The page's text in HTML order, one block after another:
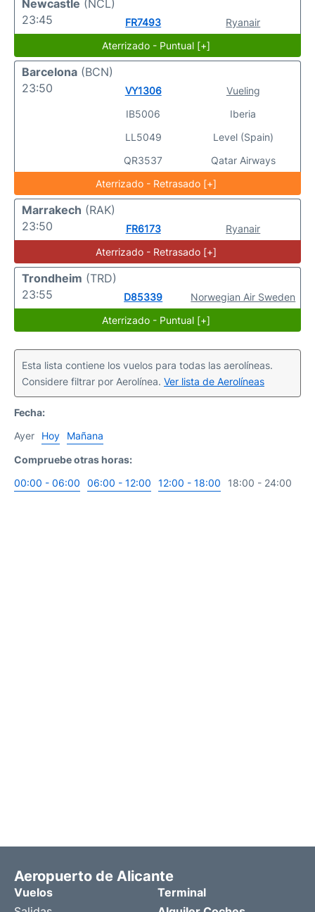
Newcastle (NCL)
23:45
FR7493
Ryanair
Aterrizado - Puntual [+]
Barcelona (BCN)
23:50
VY1306
IB5006
LL5049
QR3537
Vueling
Iberia
Level (Spain)
Qatar Airways
Aterrizado - Retrasado [+]
Marrakech (RAK)
23:50
FR6173
Ryanair
Aterrizado - Retrasado [+]
Trondheim (TRD)
23:55
D85339
Norwegian Air Sweden
Aterrizado - Puntual [+]
Esta lista contiene los vuelos para todas las aerolíneas.
Considere filtrar por Aerolínea. Ver lista de Aerolíneas
Fecha:
Ayer
Hoy
Mañana
Compruebe otras horas:
00:00 - 06:00
06:00 - 12:00 12:00 - 18:00 18:00 - 24:00
Aeropuerto de Alicante
Vuelos
Terminal